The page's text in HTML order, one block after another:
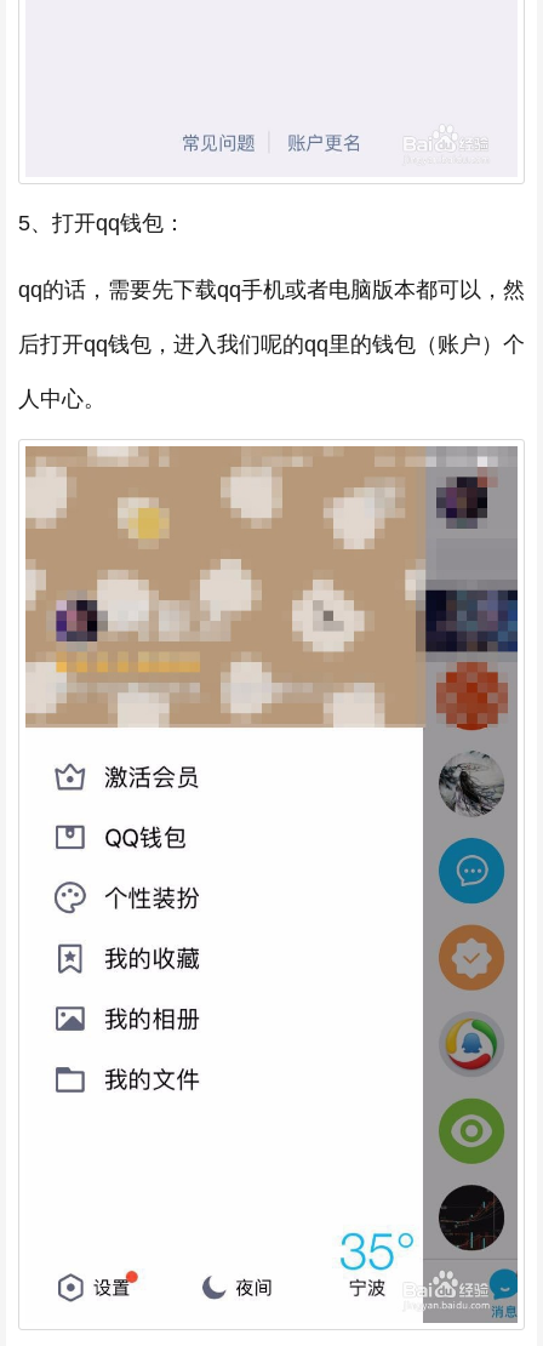
5、打开qq钱包：
qq的话，需要先下载qq手机或者电脑版本都可以，然
后打开qq钱包，进入我们呢的qq里的钱包（账户）个
人中心。